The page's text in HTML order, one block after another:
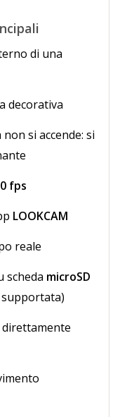
di una
decorativa
si accende: si
fps
LOOKCAM
reale
scheda microSD
supportata)